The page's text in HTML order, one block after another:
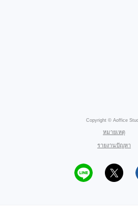
Copyright © Aoffice
หมายเหตุ
รายงานปัญหา